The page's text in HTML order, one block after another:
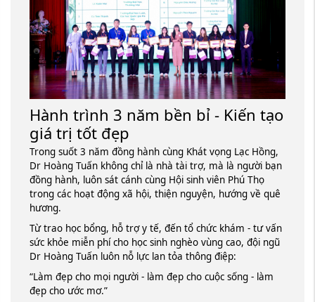
Hành trình 3 năm bền bỉ - Kiến tạo
giá trị tốt đẹp
Trong suốt 3 năm đồng hành cùng Khát vọng Lạc Hồng,
Dr Hoàng Tuấn không chỉ là nhà tài trợ, mà là người bạn
đồng hành, luôn sát cánh cùng Hội sinh viên Phú Thọ
trong các hoạt động xã hội, thiện nguyện, hướng về quê
hương.
Từ trao học bổng, hỗ trợ y tế, đến tổ chức khám - tư vấn
sức khỏe miễn phí cho học sinh nghèo vùng cao, đội ngũ
Dr Hoàng Tuấn luôn nỗ lực lan tỏa thông điệp:
“Làm đẹp cho mọi người - làm đẹp cho cuộc sống - làm
đẹp cho ước mơ.”